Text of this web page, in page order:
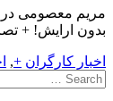
مریم معصومی
بدون ارایش! +
اخبار کارگران +
,
Search
for: